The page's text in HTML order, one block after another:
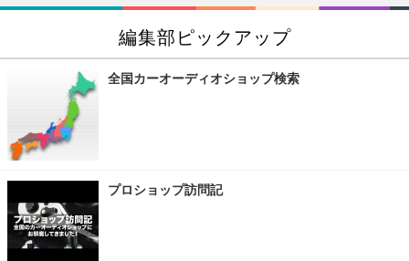
編集部ピックアップ
全国カーオーディオショップ検索
プロショップ訪問記